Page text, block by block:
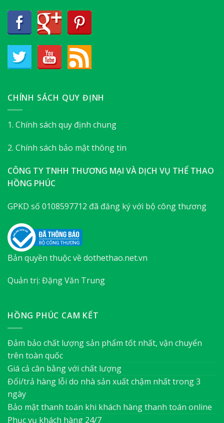
CHÍNH SÁCH QUY ĐỊNH
1. Chính sách quy định chung
2. Chính sách bảo mật thông tin
CÔNG TY TNHH THƯƠNG MẠI VÀ DỊCH VỤ THỂ THAO
HỒNG PHÚC
GPKD số 0108597712 đã đăng ký với bộ công thương
Bản quyền thuộc về dothethao.net.vn
Quản trị: Đặng Văn Trung
HỒNG PHÚC CAM KẾT
Đảm bảo chất lượng sản phẩm tốt nhất, vận chuyển
trên toàn quốc
Giá cả cân bằng với chất lượng
Đổi/trả hàng lỗi do nhà sản xuất chậm nhất trong 3
ngày
Bảo mật thanh toán khi khách hàng thanh toán online
Phục vụ khách hàng 24/7